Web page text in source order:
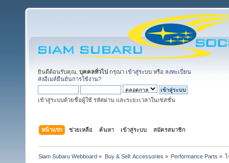
ยินดีต้อนรับคุณ, บุคคลทั่วไป กรุณา เข้าสู่ระบบ หรือ ลงทะเบียน
ส่งอีเมล์ยืนยันการใช้งาน?
เข้าสู่ระบบด้วยชื่อผู้ใช้ รหัสผ่าน และระยะเวลาในเซสชั่น
หน้าแรก ช่วยเหลือ ค้นหา เข้าสู่ระบบ สมัครสมาชิก
Siam Subaru Webboard » Buy & Sell: Accessories » Performance Parts »